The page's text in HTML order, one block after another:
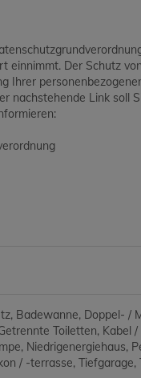
einnimmt. Der Schutz
Ihrer
nachstehende Link soll
Badewanne Doppel- /
Toiletten Kabel
Niedrigenergiehaus
/ -terrasse Tiefgarage